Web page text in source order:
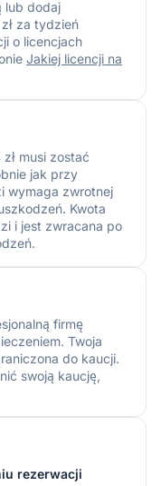
lub dodaj
za tydzień
o licencjach
Jakiej licencji na
musi zostać
jak przy
wymaga zwrotnej
Kwota
i jest zwracana po
firmę
Twoja
do kaucji.
swoją kaucję,
rezerwacji